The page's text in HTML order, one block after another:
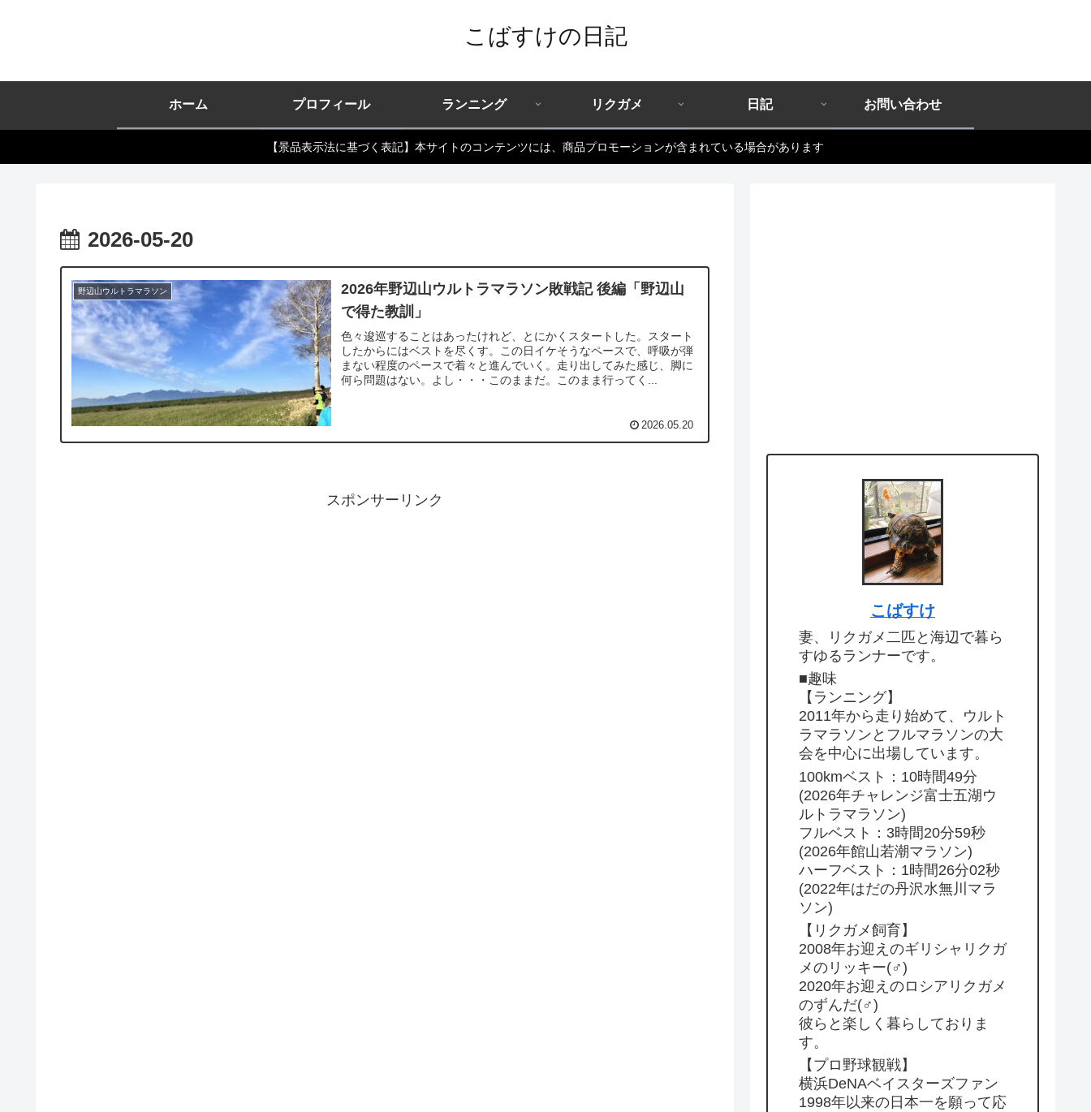
こばすけの日記
ホーム プロフィール ランニング リクガメ 日記 お問い合わせ
【景品表示法に基づく表記】本サイトのコンテンツには、商品プロモーションが含まれている場合があります
2026-05-20
野辺山ウルトラマラソン
2026年野辺山ウルトラマラソン敗戦記 後編「野辺山
で得た教訓」
色々逡巡することはあったけれど、とにかくスタートした。スタート
したからにはベストを尽くす。この日イケそうなペースで、呼吸が弾
まない程度のペースで着々と進んでいく。走り出してみた感じ、脚に
何ら問題はない。よし・・・このままだ。このまま行ってく...
2026.05.20
スポンサーリンク
こばすけ
妻、リクガメ二匹と海辺で暮ら
すゆるランナーです。
■趣味
【ランニング】
2011年から走り始めて、ウルト
ラマラソンとフルマラソンの大
会を中心に出場しています。
100kmベスト：10時間49分
(2026年チャレンジ富士五湖ウ
ルトラマラソン)
フルベスト：3時間20分59秒
(2026年館山若潮マラソン)
ハーフベスト：1時間26分02秒
(2022年はだの丹沢水無川マラ
ソン)
【リクガメ飼育】
2008年お迎えのギリシャリクガ
メのリッキー(♂)
2020年お迎えのロシアリクガメ
のずんだ(♂)
彼らと楽しく暮らしておりま
す。
【プロ野球観戦】
横浜DeNAベイスターズファン
1998年以来の日本一を願って応